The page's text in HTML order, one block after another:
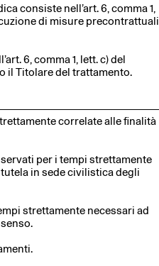
consiste nell’art. 6, comma 1,
di misure precontrattuali
6, comma 1, lett. c) del
il Titolare del trattamento.
correlate alle finalità
per i tempi strettamente
in sede civilistica degli
strettamente necessari ad